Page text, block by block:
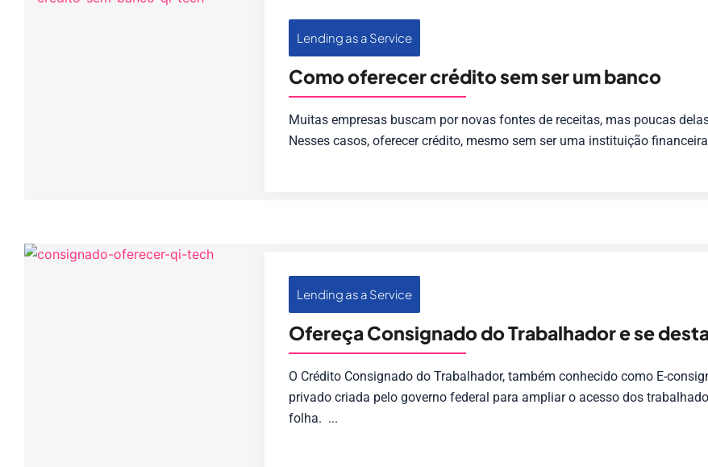
Lending as a Service
Como oferecer crédito sem ser um banco
Muitas empresas buscam por novas fontes de receitas, mas poucas
Nesses casos, oferecer crédito, mesmo sem ser uma instituição
Lending as a Service
Ofereça Consignado do Trabalhador e se
O Crédito Consignado do Trabalhador, também conhecido como E-
privado criada pelo governo federal para ampliar o acesso dos
folha. ...